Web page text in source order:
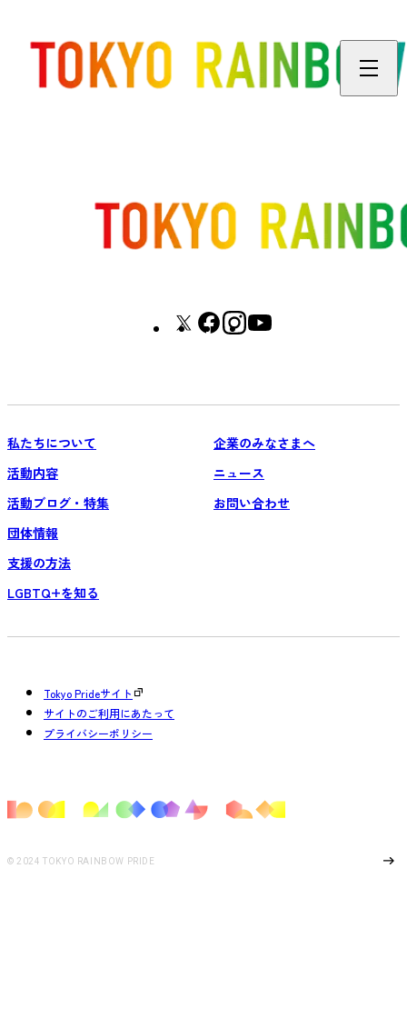
私たちについて
活動内容
活動ブログ・特集
団体情報
支援の方法
LGBTQ+を知る
企業のみなさまへ
ニュース
お問い合わせ
Tokyo Prideサイト
サイトのご利用にあたって
プライバシーポリシー
© 2024 TOKYO RAINBOW PRIDE